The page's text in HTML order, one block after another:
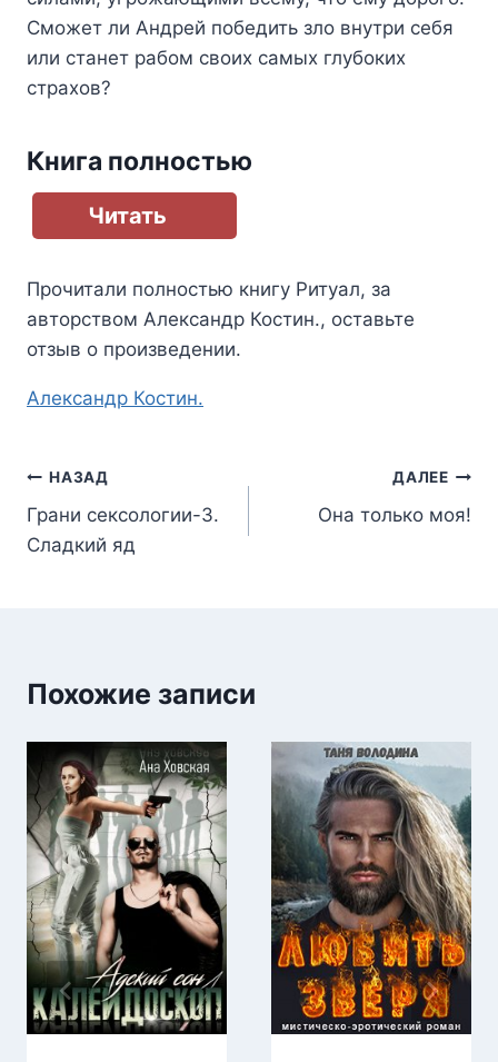
Сможет ли Андрей победить зло внутри себя
или станет рабом своих самых глубоких
страхов?
Книга полностью
Читать
Прочитали полностью книгу Ритуал, за
авторством Александр Костин., оставьте
отзыв о произведении.
Метки
Александр Костин.
Навигация
по
записям
НАЗАД
Грани сексологии-3.
Сладкий яд
ДАЛЕЕ
Она только моя!
Похожие записи